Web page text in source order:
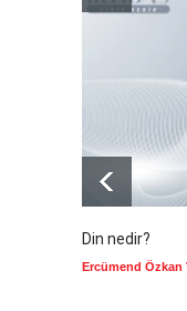
Din nedir?
Ercümend Özkan